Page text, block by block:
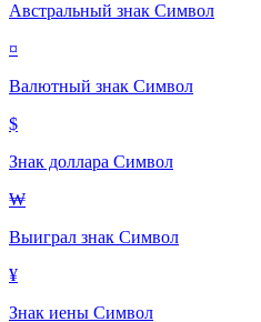
Австральный знак Символ
¤
Валютный знак Символ
$
Знак доллара Символ
₩
Выиграл знак Символ
¥
Знак иены Символ